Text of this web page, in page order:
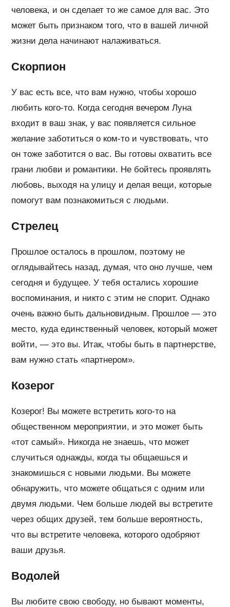
человека, и он сделает то же самое для вас. Это
может быть признаком того, что в вашей личной
жизни дела начинают налаживаться.
Скорпион
У вас есть все, что вам нужно, чтобы хорошо
любить кого-то. Когда сегодня вечером Луна
входит в ваш знак, у вас появляется сильное
желание заботиться о ком-то и чувствовать, что
он тоже заботится о вас. Вы готовы охватить все
грани любви и романтики. Не бойтесь проявлять
любовь, выходя на улицу и делая вещи, которые
помогут вам познакомиться с людьми.
Стрелец
Прошлое осталось в прошлом, поэтому не
оглядывайтесь назад, думая, что оно лучше, чем
сегодня и будущее. У тебя остались хорошие
воспоминания, и никто с этим не спорит. Однако
очень важно быть дальновидным. Прошлое — это
место, куда единственный человек, который может
войти, — это вы. Итак, чтобы быть в партнерстве,
вам нужно стать «партнером».
Козерог
Козерог! Вы можете встретить кого-то на
общественном мероприятии, и это может быть
«тот самый». Никогда не знаешь, что может
случиться однажды, когда ты общаешься и
знакомишься с новыми людьми. Вы можете
обнаружить, что можете общаться с одним или
двумя людьми. Чем больше людей вы встретите
через общих друзей, тем больше вероятность,
что вы встретите человека, которого одобряют
ваши друзья.
Водолей
Вы любите свою свободу, но бывают моменты,